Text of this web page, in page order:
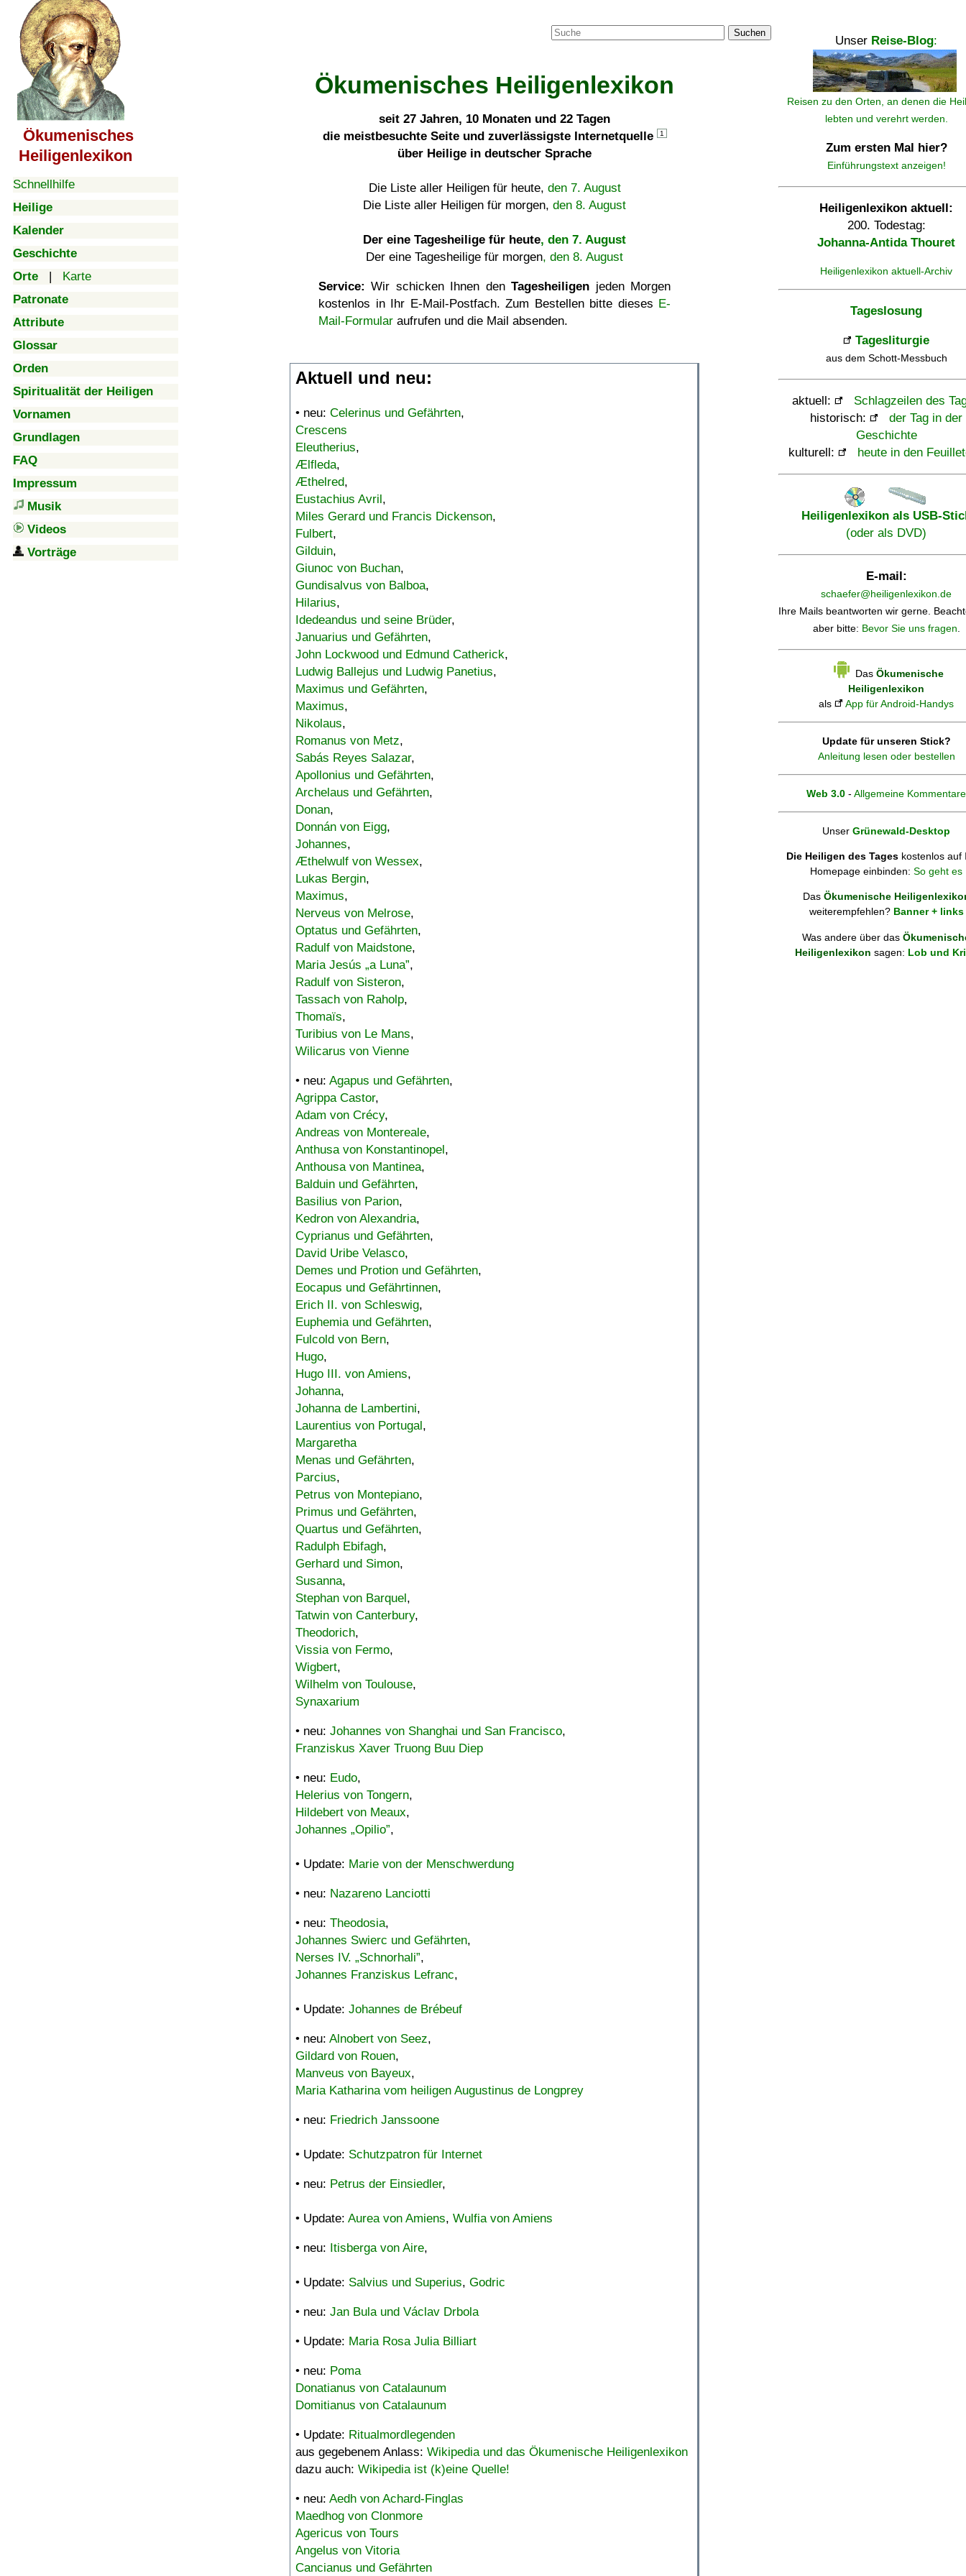
Ökumenisches
Heiligenlexikon
Schnellhilfe
Heilige
Kalender
Geschichte
Orte | Karte
Patronate
Attribute
Glossar
Orden
Spiritualität der Heiligen
Vornamen
Grundlagen
FAQ
Impressum
Musik
Videos
Vorträge
Suchen
Ökumenisches Heiligenlexikon
seit 27 Jahren, 10 Monaten und 22 Tagen
die meistbesuchte Seite und zuverlässigste Internetquelle
1
über Heilige in deutscher Sprache
Die Liste aller Heiligen für heute, den 7. August
Die Liste aller Heiligen für morgen, den 8. August
Der eine Tagesheilige für heute, den 7. August
Der eine Tagesheilige für morgen, den 8. August
Service: Wir schicken Ihnen denTagesheiligen jeden Morgen
kostenlos in Ihr E-Mail-Postfach. Zum Bestellen bitte dieses E-
Mail-Formular aufrufen und die Mail absenden.
Aktuell und neu:
• neu: Celerinus und Gefährten,
Crescens
Eleutherius,
Ælfleda,
Æthelred,
Eustachius Avril,
Miles Gerard und Francis Dickenson,
Fulbert,
Gilduin,
Giunoc von Buchan,
Gundisalvus von Balboa,
Hilarius,
Idedeandus und seine Brüder,
Januarius und Gefährten,
John Lockwood und Edmund Catherick,
Ludwig Ballejus und Ludwig Panetius,
Maximus und Gefährten,
Maximus,
Nikolaus,
Romanus von Metz,
Sabás Reyes Salazar,
Apollonius und Gefährten,
Archelaus und Gefährten,
Donan,
Donnán von Eigg,
Johannes,
Æthelwulf von Wessex,
Lukas Bergin,
Maximus,
Nerveus von Melrose,
Optatus und Gefährten,
Radulf von Maidstone,
Maria Jesús „a Luna”,
Radulf von Sisteron,
Tassach von Raholp,
Thomaïs,
Turibius von Le Mans,
Wilicarus von Vienne
• neu: Agapus und Gefährten,
Agrippa Castor,
Adam von Crécy,
Andreas von Montereale,
Anthusa von Konstantinopel,
Anthousa von Mantinea,
Balduin und Gefährten,
Basilius von Parion,
Kedron von Alexandria,
Cyprianus und Gefährten,
David Uribe Velasco,
Demes und Protion und Gefährten,
Eocapus und Gefährtinnen,
Erich II. von Schleswig,
Euphemia und Gefährten,
Fulcold von Bern,
Hugo,
Hugo III. von Amiens,
Johanna,
Johanna de Lambertini,
Laurentius von Portugal,
Margaretha
Menas und Gefährten,
Parcius,
Petrus von Montepiano,
Primus und Gefährten,
Quartus und Gefährten,
Radulph Ebifagh,
Gerhard und Simon,
Susanna,
Stephan von Barquel,
Tatwin von Canterbury,
Theodorich,
Vissia von Fermo,
Wigbert,
Wilhelm von Toulouse,
Synaxarium
• neu: Johannes von Shanghai und San Francisco,
Franziskus Xaver Truong Buu Diep
• neu: Eudo,
Helerius von Tongern,
Hildebert von Meaux,
Johannes „Opilio”,
• Update: Marie von der Menschwerdung
• neu: Nazareno Lanciotti
• neu: Theodosia,
Johannes Swierc und Gefährten,
Nerses IV. „Schnorhali”,
Johannes Franziskus Lefranc,
• Update: Johannes de Brébeuf
• neu: Alnobert von Seez,
Gildard von Rouen,
Manveus von Bayeux,
Maria Katharina vom heiligen Augustinus de Longprey
• neu: Friedrich Janssoone
• Update: Schutzpatron für Internet
• neu: Petrus der Einsiedler,
• Update: Aurea von Amiens, Wulfia von Amiens
• neu: Itisberga von Aire,
• Update: Salvius und Superius, Godric
• neu: Jan Bula und Václav Drbola
• Update: Maria Rosa Julia Billiart
• neu: Poma
Donatianus von Catalaunum
Domitianus von Catalaunum
• Update: Ritualmordlegenden
aus gegebenem Anlass: Wikipedia und das Ökumenische Heiligenlexikon
dazu auch: Wikipedia ist (k)eine Quelle!
• neu: Aedh von Achard-Finglas
Maedhog von Clonmore
Agericus von Tours
Angelus von Vitoria
Cancianus und Gefährten
Unser Reise-Blog:
Reisen zu den Orten, an denen die
lebten und verehrt werden.
Zum ersten Mal hier?
Einführungstext anzeigen!
Heiligenlexikon aktuell:
200. Todestag:
Johanna-Antida Thouret
Heiligenlexikon aktuell-Archiv
Tageslosung
Tagesliturgie
aus dem Schott-Messbuch
aktuell:
Schlagzeilen des
historisch:
der Tag in der
Geschichte
kulturell:
heute in den
Heiligenlexikon als USB-
(oder als DVD)
E-mail:
schaefer@heiligenlexikon.de
Ihre Mails beantworten wir gerne.
aber bitte: Bevor Sie uns fragen.
Das Ökumenische
Heiligenlexikon
als
App für Android-Handys
Update für unseren Stick?
Anleitung lesen oder bestellen
Web 3.0 - Allgemeine Kommentare
Unser Grünewald-Desktop
Die Heiligen des Tages kostenlos auf
Homepage einbinden: So geht es
Das Ökumenische
weiterempfehlen? Banner + links
Was andere über das
Heiligenlexikon sagen: Lob und